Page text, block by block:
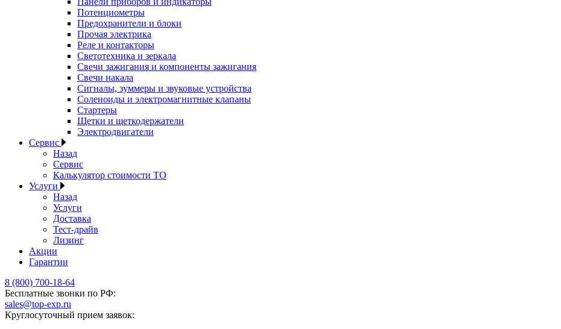
Потенциометры
Предохранители и блоки
Прочая электрика
Реле и контакторы
Светотехника и зеркала
Свечи зажигания и компоненты зажигания
Свечи накала
Сигналы, зуммеры и звуковые устройства
Соленоиды и электромагнитные клапаны
Стартеры
Щетки и щеткодержатели
Электродвигатели
Сервис
Назад
Сервис
Калькулятор стоимости ТО
Услуги
Назад
Услуги
Доставка
Тест-драйв
Лизинг
Акции
Гарантии
8 (800) 700-18-64
Бесплатные звонки по РФ:
sales@top-exp.ru
Круглосуточный прием заявок: